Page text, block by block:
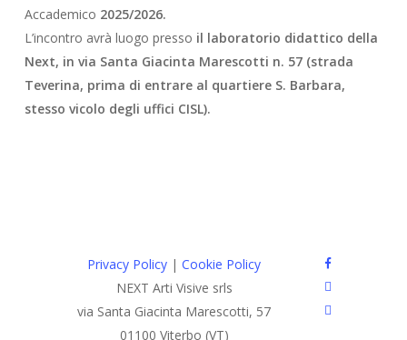
Accademico 2025/2026.
L’incontro avrà luogo presso il laboratorio didattico della
Next, in via Santa Giacinta Marescotti n. 57 (strada
Teverina, prima di entrare al quartiere S. Barbara,
stesso vicolo degli uffici CISL).
Privacy Policy |Cookie Policy
NEXT Arti Visive srls
via Santa Giacinta Marescotti, 57
01100 Viterbo (VT)
facebook
google-
plus
instagram